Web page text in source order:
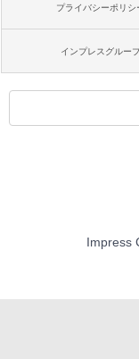
プライバシーポリシ
インプレスグルー
Impress